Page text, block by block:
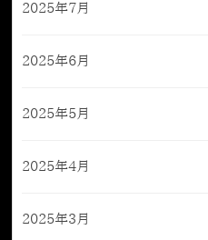
2025年7月
2025年6月
2025年5月
2025年4月
2025年3月